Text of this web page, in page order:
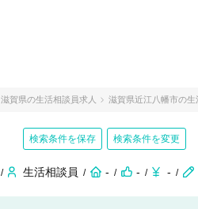
滋賀県の生活相談員求人 滋賀県近江八幡市の
検索条件を保存 検索条件を変更
生活相談員 - - -